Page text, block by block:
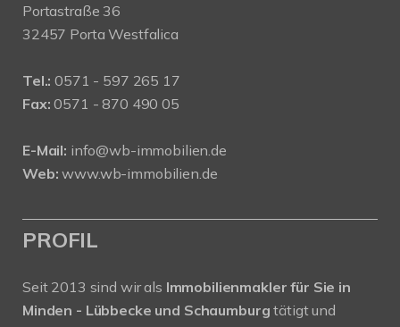
Portastraße 36
32457 Porta Westfalica
Tel.: 0571 - 597 265 17
Fax: 0571 - 870 490 05
E-Mail: info@wb-immobilien.de
Web: www.wb-immobilien.de
PROFIL
Seit 2013 sind wir als Immobilienmakler für Sie in
Minden - Lübbecke und Schaumburgtätigt und